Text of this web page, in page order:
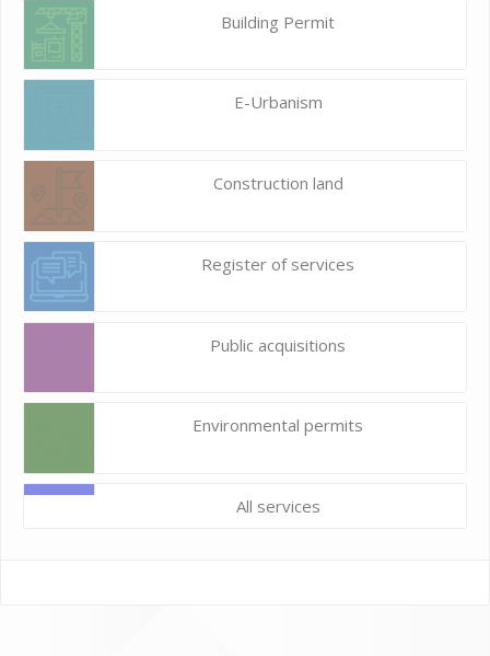
Building Permit
E-Urbanism
Construction land
Register of services
Public acquisitions
Environmental permits
All services